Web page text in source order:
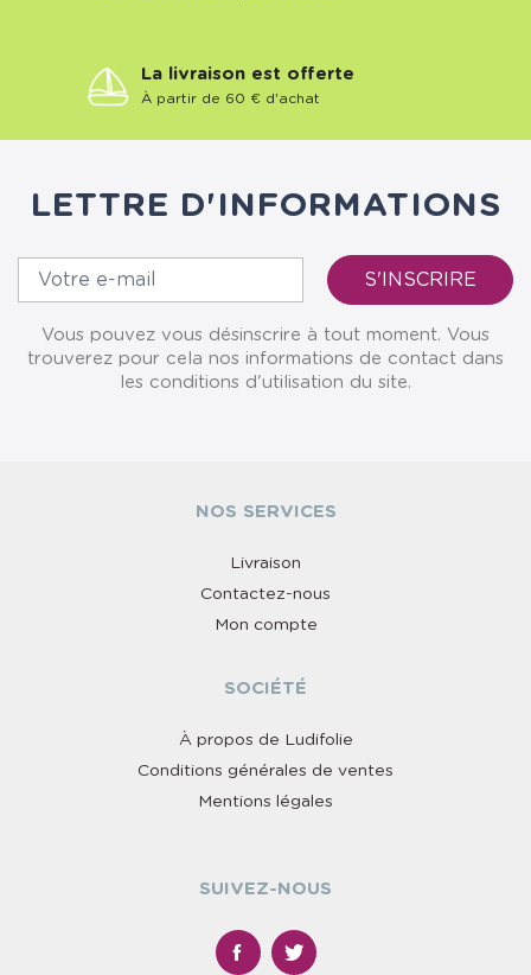
La livraison est offerte
À partir de 60 € d'achat
LETTRE D'INFORMATIONS
Vous pouvez vous désinscrire à tout moment. Vous
trouverez pour cela nos informations de contact dans
les conditions d'utilisation du site.
NOS SERVICES
Livraison
Contactez-nous
Mon compte
SOCIÉTÉ
À propos de Ludifolie
Conditions générales de ventes
Mentions légales
SUIVEZ-NOUS